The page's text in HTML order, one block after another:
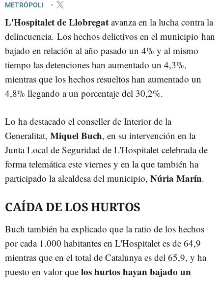
METRÓPOLI
L'Hospitalet de Llobregat avanza en la lucha contra la
delincuencia. Los hechos delictivos en el municipio han
bajado en relación al año pasado un 4% y al mismo
tiempo las detenciones han aumentado un 4,3%,
mientras que los hechos resueltos han aumentado un
4,8% llegando a un porcentaje del 30,2%.
Lo ha destacado el conseller de Interior de la
Generalitat, Miquel Buch, en su intervención en la
Junta Local de Seguridad de L'Hospitalet celebrada de
forma telemática este viernes y en la que también ha
participado la alcaldesa del municipio, Núria Marín.
CAÍDA DE LOS HURTOS
Buch también ha explicado que la ratio de los hechos
por cada 1.000 habitantes en L'Hospitalet es de 64,9
mientras que en el total de Catalunya es del 65,9, y ha
puesto en valor que los hurtos hayan bajado un